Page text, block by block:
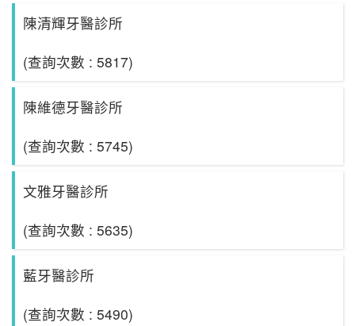
陳清輝牙醫診所
(查詢次數 : 5817)
陳維德牙醫診所
(查詢次數 : 5745)
文雅牙醫診所
(查詢次數 : 5635)
藍牙醫診所
(查詢次數 : 5490)